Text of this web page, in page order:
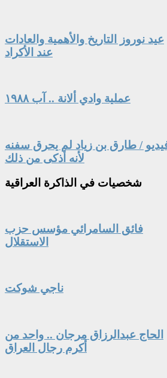
عيد نوروز التاريخ والأهمية والعادات
عند الأكراد
عملية وادي ألانة .. آب ١٩٨٨
/ طارق بن زياد لم يحرق سفنه
لأنه أذكى من ذلك
شخصيات في الذاكرة العراقية
فائق السامرائي مؤسس حزب
الاستقلال
ناجي شوكت
الحاج عبدالرزاق مرجان .. واحد من
أكرم رجال العراق